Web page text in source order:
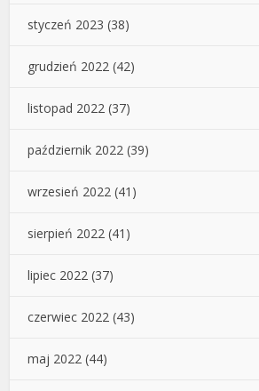
styczeń 2023 (38)
grudzień 2022 (42)
listopad 2022 (37)
październik 2022 (39)
wrzesień 2022 (41)
sierpień 2022 (41)
lipiec 2022 (37)
czerwiec 2022 (43)
maj 2022 (44)